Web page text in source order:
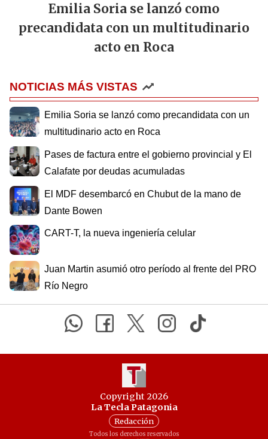
Emilia Soria se lanzó como
precandidata con un multitudinario
acto en Roca
NOTICIAS MÁS VISTAS
Emilia Soria se lanzó como precandidata con un
multitudinario acto en Roca
Pases de factura entre el gobierno provincial y El
Calafate por deudas acumuladas
El MDF desembarcó en Chubut de la mano de
Dante Bowen
CART-T, la nueva ingeniería celular
Juan Martin asumió otro período al frente del PRO
Río Negro
Copyright 2026
La Tecla Patagonia
Redacción
Todos los derechos reservados